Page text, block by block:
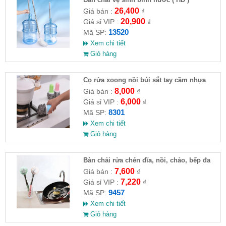
Giá bán : 26,400₫
Giá sỉ VIP : 20,900₫
Mã SP: 13520
Xem chi tiết
Giỏ hàng
Cọ rửa xoong nồi búi sắt tay cầm nhựa
Giá bán : 8,000₫
Giá sỉ VIP : 6,000₫
Mã SP: 8301
Xem chi tiết
Giỏ hàng
Bàn chải rửa chén đĩa, nồi, chảo, bếp đa
năng 27x6cm
Giá bán : 7,600₫
Giá sỉ VIP : 7,220₫
Mã SP: 9457
Xem chi tiết
Giỏ hàng